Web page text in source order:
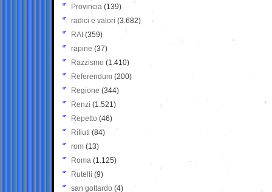
Provincia (139)
radici e valori (3.682)
RAI (359)
rapine (37)
Razzismo (1.410)
Referendum (200)
Regione (344)
Renzi (1.521)
Repetto (46)
Rifiuti (84)
rom (13)
Roma (1.125)
Rutelli (9)
san gottardo (4)